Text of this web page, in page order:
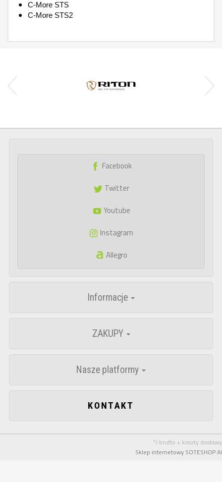
C-More STS
C-More STS2
Facebook
Twitter
Youtube
Instagram
Allegro
Informacje
ZAKUPY
Nasze platformy
KONTAKT
*) brutto + koszty dostawy
Sklep internetowy SOTESHOP AI